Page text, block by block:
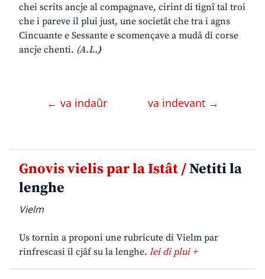
chei scrits ancje al compagnave, cirint di tignî tal troi
che i pareve il plui just, une societât che tra i agns
Cincuante e Sessante e scomençave a mudâ di corse
ancje chenti. (A.L.)
← va indaûr va indevant →
Gnovis vielis par la Istât /Netiti la
lenghe
Vielm
Us tornin a proponi une rubricute di Vielm par
rinfrescasi il cjâf su la lenghe. lei di plui +